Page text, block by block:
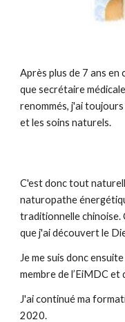
Après plus de 7 ans
que secrétaire
renommés, j'ai
et les soins naturels.
C'est donc tout
naturopathe
traditionnelle chinoise.
que j'ai découvert le
Je me suis donc
membre de l’EiMDC
J'ai continué ma
2020.